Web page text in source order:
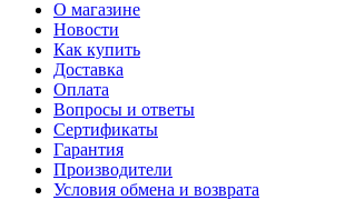
О магазине
Новости
Как купить
Доставка
Оплата
Вопросы и ответы
Сертификаты
Гарантия
Производители
Условия обмена и возврата